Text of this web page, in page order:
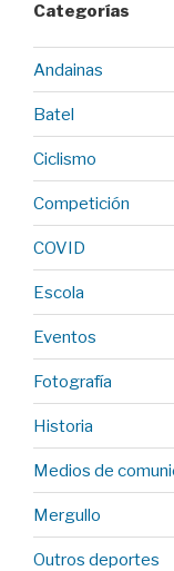
Categorías
Andainas
Batel
Ciclismo
Competición
COVID
Escola
Eventos
Fotografía
Historia
Medios de
Mergullo
Outros deportes